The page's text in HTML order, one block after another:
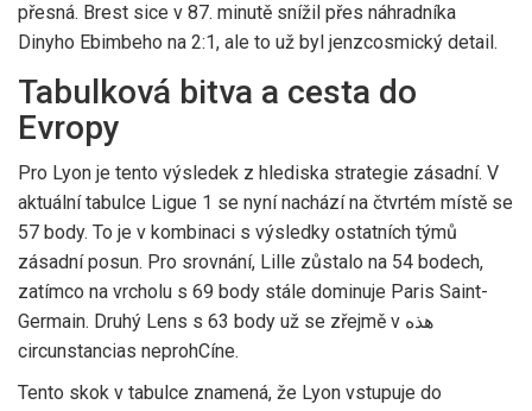
přesná. Brest sice v 87. minutě snížil přes náhradníka
Dinyho Ebimbeho na 2:1, ale to už byl jenzcosmický detail.
Tabulková bitva a cesta do
Evropy
Pro Lyon je tento výsledek z hlediska strategie zásadní. V
aktuální tabulce Ligue 1 se nyní nachází na čtvrtém místě se
57 body. To je v kombinaci s výsledky ostatních týmů
zásadní posun. Pro srovnání, Lille zůstalo na 54 bodech,
zatímco na vrcholu s 69 body stále dominuje Paris Saint-
Germain. Druhý Lens s 63 body už se zřejmě v هذه
circunstancias neprohCíne.
Tento skok v tabulce znamená, že Lyon vstupuje do